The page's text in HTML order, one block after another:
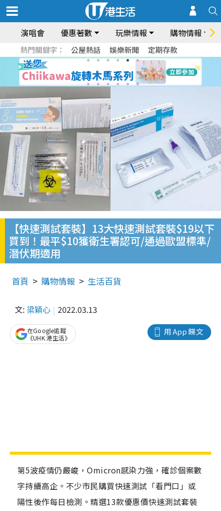
演唱會 優惠著數 玩樂情報 購物情報
熱門關鍵字： 公屋熱話 娛樂新聞 定期存款
【快速測試套裝】13大快速測試套裝$19以下
買到！最平$10獲衛生署認可/通過歐盟標準/
潛伏期適用
首頁 購物情報 生活百貨
文: 梁穎心 2022.03.13
用 App 睇文
在Google追蹤
《UHK 港生活》
第5波疫情仍嚴峻，Omicron感染力強，確診個案數
字持續高企。不少市民購買快速測試「看門口」或
陽性後作每日檢測。精選13款優惠價快速測試套裝